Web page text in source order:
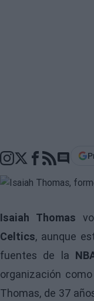
Go to
Isaiah Thomas
Celtics, aunque
fuentes de la
organización
Thomas, de 37